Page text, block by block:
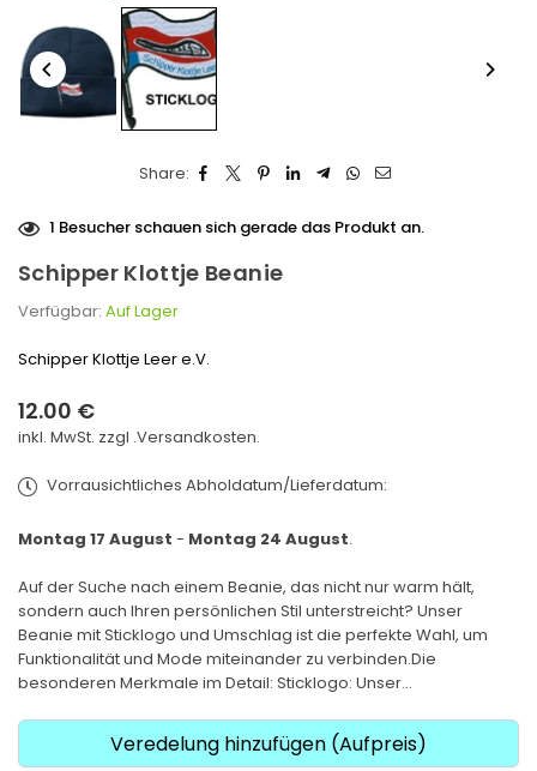
Share:
1 Besucher schauen sich gerade das Produkt an.
Schipper Klottje Beanie
Verfügbar: Auf Lager
Schipper Klottje Leer e.V.
Normaler
Preis
12.00 €
inkl. MwSt. zzgl .Versandkosten.
Vorrausichtliches Abholdatum/Lieferdatum:
Montag 17 August - Montag 24 August.
Auf der Suche nach einem Beanie, das nicht nur warm hält,
sondern auch Ihren persönlichen Stil unterstreicht? Unser
Beanie mit Sticklogo und Umschlag ist die perfekte Wahl, um
Funktionalität und Mode miteinander zu verbinden.Die
besonderen Merkmale im Detail: Sticklogo: Unser...
Veredelung hinzufügen (Aufpreis)